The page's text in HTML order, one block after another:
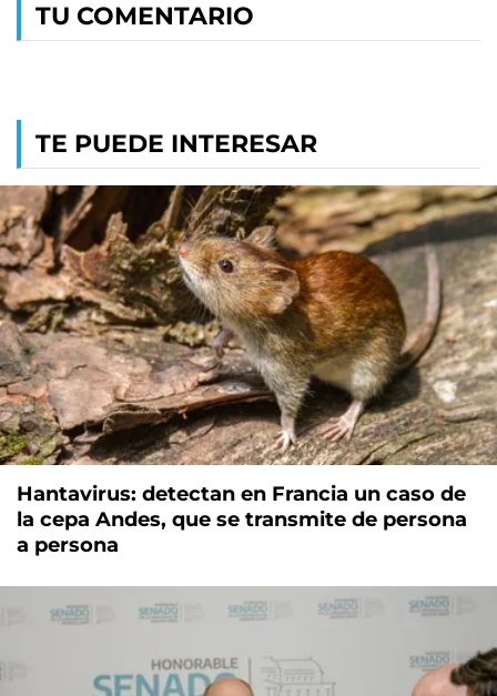
TU COMENTARIO
TE PUEDE INTERESAR
Hantavirus: detectan en Francia un caso de
la cepa Andes, que se transmite de persona
a persona